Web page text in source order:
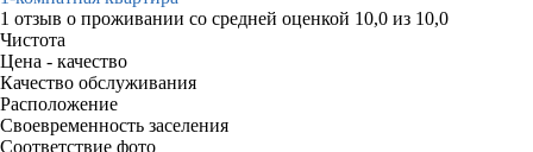
1 отзыв о проживании со средней оценкой 10,0 из 10,0
Чистота
Цена - качество
Качество обслуживания
Расположение
Своевременность заселения
Соответствие фото